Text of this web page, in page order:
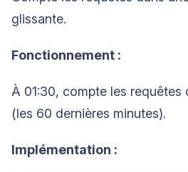
glissante.
Fonctionnement :
À 01:30, compte les requêtes
(les 60 dernières minutes).
Implémentation :